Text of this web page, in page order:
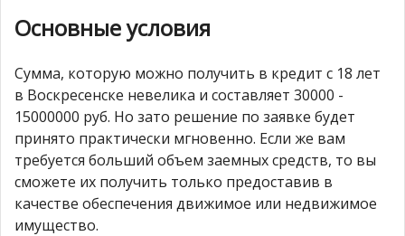
Основные условия
Сумма, которую можно получить в кредит с 18 лет
в Воскресенске невелика и составляет 30000 -
15000000 руб. Но зато решение по заявке будет
принято практически мгновенно. Если же вам
требуется больший объем заемных средств, то вы
сможете их получить только предоставив в
качестве обеспечения движимое или недвижимое
имущество.